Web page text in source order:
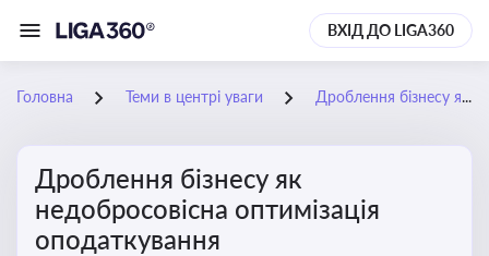
ВХІД ДО LIGA360
Головна Теми в центрі уваги Дроблення бізнесу як недобросовісна оптимізація оподаткування
Дроблення бізнесу як
недобросовісна оптимізація
оподаткування